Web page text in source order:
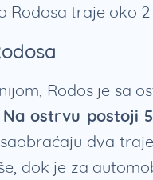
Rodosa traje oko 2
Rodos je sa
Na ostrvu postoji
saobraćaju dva
dok je za